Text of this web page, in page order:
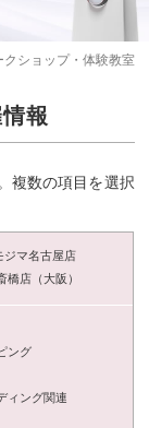
クショップ・体験教室
報
複数の項目を選択
ジマ名古屋店
橋店（大阪）
ング
ィング関連